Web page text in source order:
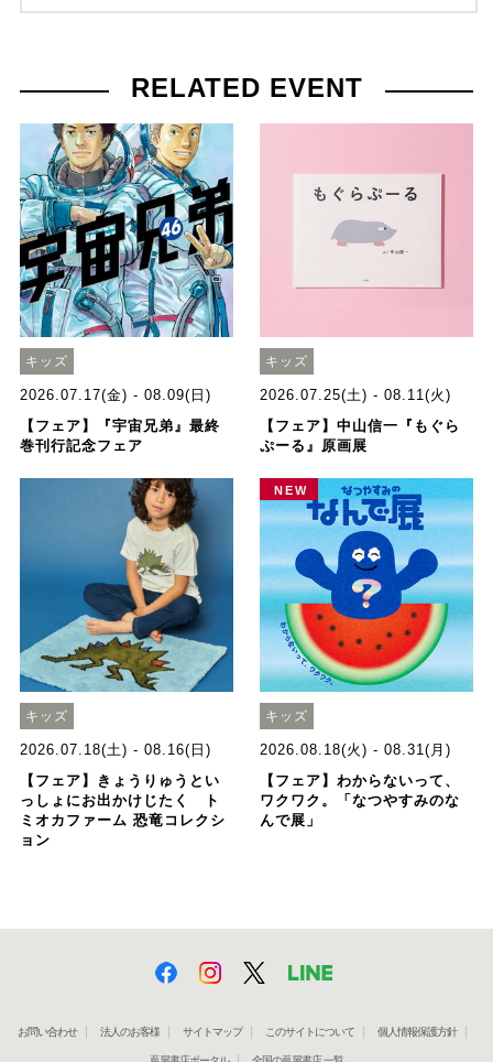
RELATED EVENT
キッズ
2026.07.17(金) - 08.09(日)
【フェア】『宇宙兄弟』最終
巻刊行記念フェア
キッズ
2026.07.25(土) - 08.11(火)
【フェア】中山信一『もぐら
ぷーる』原画展
キッズ
2026.07.18(土) - 08.16(日)
【フェア】きょうりゅうとい
っしょにお出かけじたく ト
ミオカファーム 恐竜コレクシ
ョン
NEW
キッズ
2026.08.18(火) - 08.31(月)
【フェア】わからないって、
ワクワク。「なつやすみのな
んで展」
お問い合わせ 法人のお客様 サイトマップ このサイトについて 個人情報保護方針